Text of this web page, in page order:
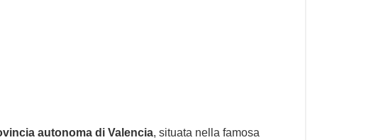
autonoma di Valencia, situata nella famosa